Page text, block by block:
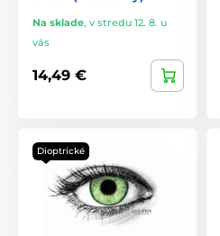
Na sklade, v stredu 12. 8. u
vás
14,49 €
Dioptrické